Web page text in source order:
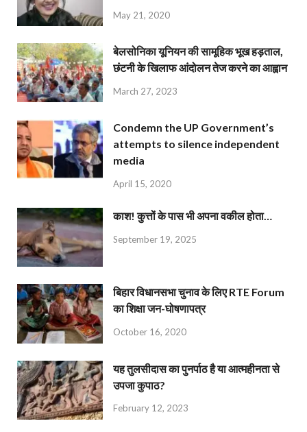
May 21, 2020
बेलसोनिका यूनियन की सामूहिक भूख हड़ताल,
छंटनी के खिलाफ आंदोलन तेज करने का आह्वान
March 27, 2023
Condemn the UP Government’s
attempts to silence independent
media
April 15, 2020
काश! कुत्तों के पास भी अपना वकील होता…
September 19, 2025
बिहार विधानसभा चुनाव के लिए RTE Forum
का शिक्षा जन-घोषणापत्र
October 16, 2020
यह तुलसीदास का पुनर्पाठ है या आत्महीनता से
उपजा कुपाठ?
February 12, 2023